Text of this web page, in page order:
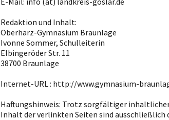
Redaktion und Inhalt:
Oberharz-Gymnasium Braunlage
Ivonne Sommer, Schulleiterin
Elbingeröder Str. 11
38700 Braunlage
Internet-URL : http://www.gymnasium-
Haftungshinweis: Trotz sorgfältiger
Inhalt der verlinkten Seiten sind